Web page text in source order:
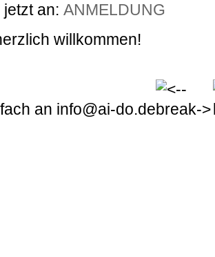
an: ANMELDUNG
willkommen!
an info@ai-do.de